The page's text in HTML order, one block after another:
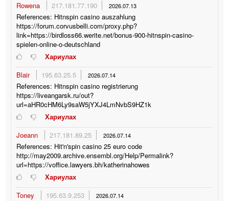
Rowena
217.181.77.190 2026.07.13
References: Hitnspin casino auszahlung
https://forum.corvusbelli.com/proxy.php?
link=https://birdloss66.werite.net/bonus-900-hitnspin-casino-
spielen-online-o-deutschland
Хариулах
Blair
195.63.25.5 2026.07.14
References: Hitnspin casino registrierung
https://liveangarsk.ru/out?
url=aHR0cHM6Ly9saW5jYXJ4LmNvbS9HZ1k
Хариулах
Joeann
217.181.89.25 2026.07.14
References: Hit'n'spin casino 25 euro code
http://may2009.archive.ensembl.org/Help/Permalink?
url=https://voffice.lawyers.bh/katherinahowes
Хариулах
Toney
195.63.9.253 2026.07.14